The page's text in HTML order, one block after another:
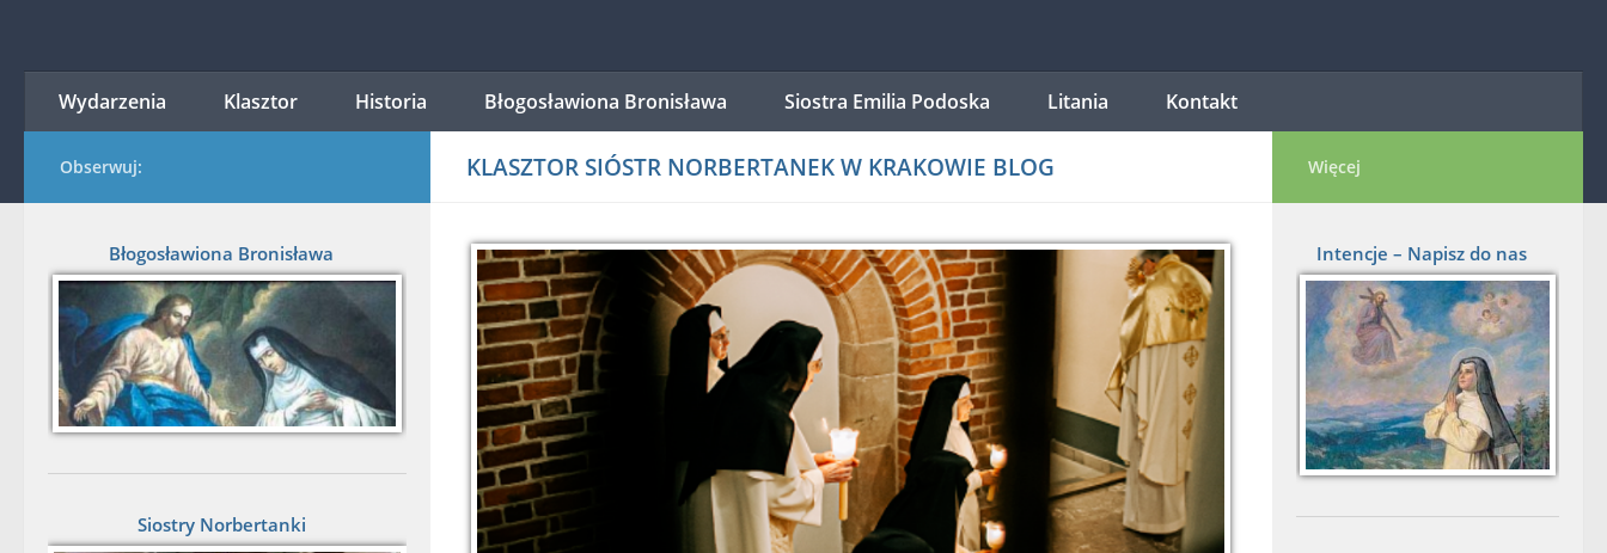
Wydarzenia Klasztor Historia Błogosławiona Bronisława Siostra Emilia Podoska Litania Kontakt
KLASZTOR SIÓSTR NORBERTANEK W KRAKOWIE BLOG
Obserwuj:
Błogosławiona Bronisława
Siostry Norbertanki
Więcej
Intencje – Napisz do nas